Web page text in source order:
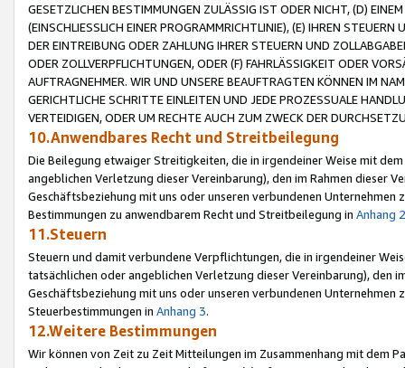
GESETZLICHEN BESTIMMUNGEN ZULÄSSIG IST ODER NICHT, (D)
(EINSCHLIESSLICH EINER PROGRAMMRICHTLINIE), (E) IHREN
DER EINTREIBUNG ODER ZAHLUNG IHRER STEUERN UND
ODER ZOLLVERPFLICHTUNGEN, ODER (F) FAHRLÄSSIGKEIT ODER
AUFTRAGNEHMER. WIR UND UNSERE BEAUFTRAGTEN KÖNNEN IM
GERICHTLICHE SCHRITTE EINLEITEN UND JEDE PROZESSUALE
VERTEIDIGEN, ODER UM RECHTE AUCH ZUM ZWECK DER
10.Anwendbares Recht und Streitbeilegung
Die Beilegung etwaiger Streitigkeiten, die in irgendeiner Weise mit
angeblichen Verletzung dieser Vereinbarung), den im Rahmen dieser
Geschäftsbeziehung mit uns oder unseren verbundenen
Bestimmungen zu anwendbarem Recht und Streitbeilegung in Anhang 2
11.Steuern
Steuern und damit verbundene Verpflichtungen, die in irgendeiner
tatsächlichen oder angeblichen Verletzung dieser Vereinbarung), den
Geschäftsbeziehung mit uns oder unseren verbundenen
Steuerbestimmungen in Anhang 3.
12.Weitere Bestimmungen
Wir können von Zeit zu Zeit Mitteilungen im Zusammenhang mit dem